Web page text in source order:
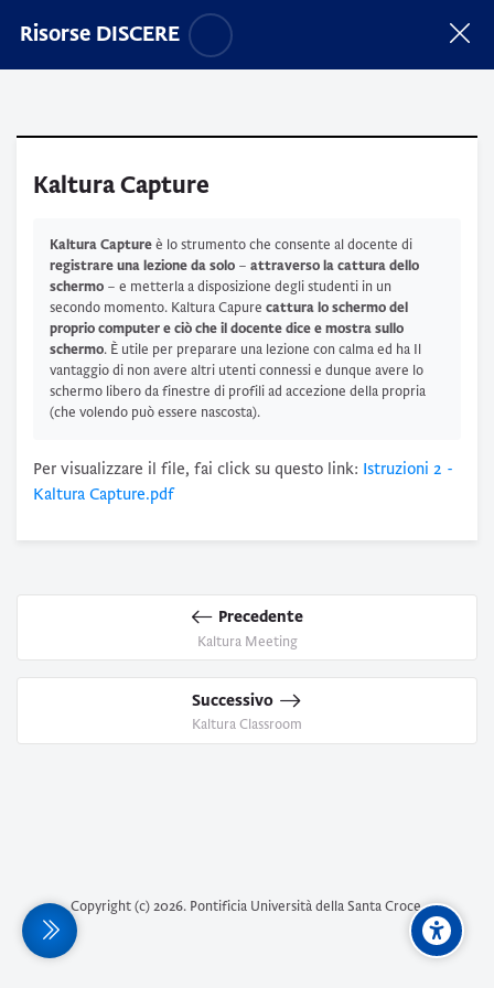
Risorse DISCERE
Kaltura Capture
Kaltura Captureè lo strumento che consente al docente di
registrare una lezione da solo – attraverso la cattura dello
schermo – e metterla a disposizione degli studenti in un
secondo momento. Kaltura Capure cattura lo schermo del
proprio computer e ciò che il docente dice e mostra sullo
schermo. È utile per preparare una lezione con calma ed ha Il
vantaggio di non avere altri utenti connessi e dunque avere lo
schermo libero da finestre di profili ad accezione della propria
(che volendo può essere nascosta).
Per visualizzare il file, fai click su questo link: Istruzioni 2 -
Kaltura Capture.pdf
Precedente
Kaltura Meeting
Successivo
Kaltura Classroom
Copyright (c)2026. Pontificia Università della Santa Croce.